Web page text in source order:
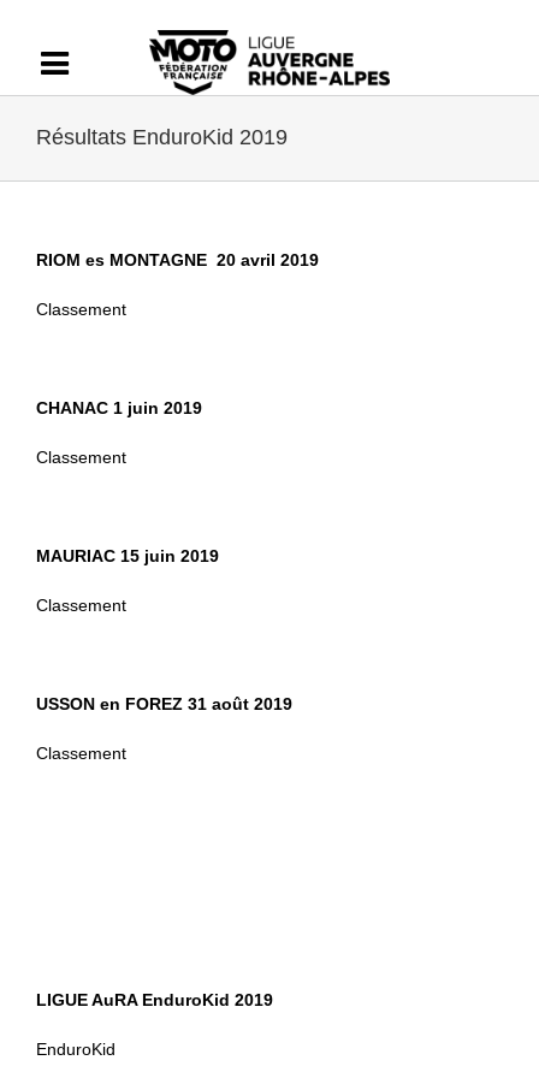
contenu
Résultats EnduroKid 2019
RIOM es MONTAGNE 20 avril 2019
Classement
CHANAC 1 juin 2019
Classement
MAURIAC 15 juin 2019
Classement
USSON en FOREZ 31 août 2019
Classement
LIGUE AuRA EnduroKid 2019
EnduroKid